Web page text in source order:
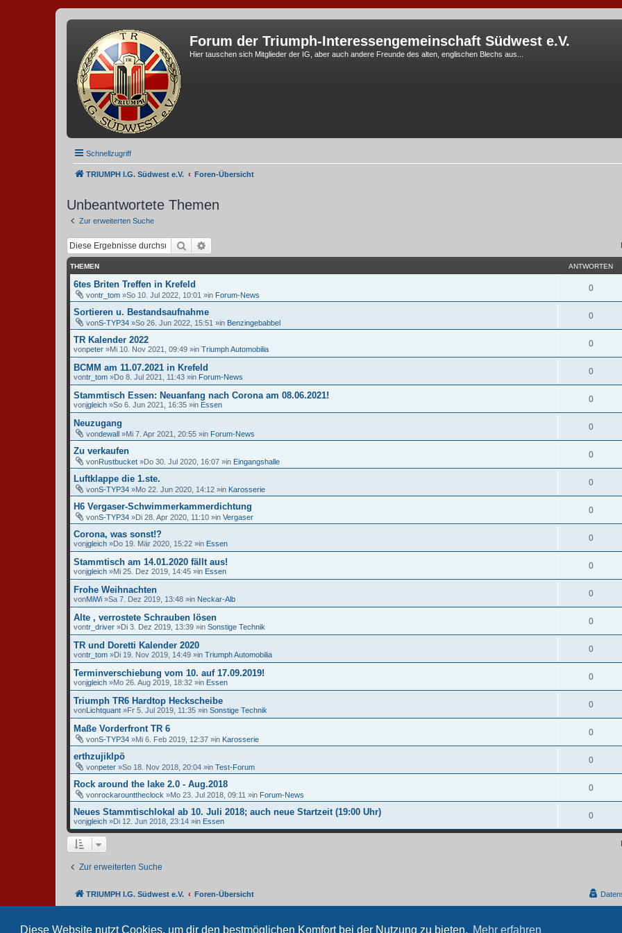
Diese Website nutzt Cookies, um dir den bestmöglichen Komfort bei der Nutzung zu bieten. Mehr erfahren
Forum der Triumph-Interessengemeinschaft Südwest e.V.
Hier tauschen sich Mitglieder der IG, aber auch andere Freunde des alten, englischen Blechs aus...
Schnellzugriff
TRIUMPH I.G. Südwest e.V. Foren-Übersicht
Unbeantwortete Themen
Zur erweiterten Suche
Suche
THEMEN ANTWORTEN
6tes Briten Treffen in Krefeld
vontr_tom »So 10. Jul 2022, 10:01 »in Forum-News
0
Sortieren u. Bestandsaufnahme
vonS-TYP34 »So 26. Jun 2022, 15:51 »in Benzingebabbel
0
TR Kalender 2022
vonpeter »Mi 10. Nov 2021, 09:49 »in Triumph Automobilia
0
BCMM am 11.07.2021 in Krefeld
vontr_tom »Do 8. Jul 2021, 11:43 »in Forum-News
0
Stammtisch Essen: Neuanfang nach Corona am 08.06.2021!
vonjgleich »So 6. Jun 2021, 16:35 »in Essen
0
Neuzugang
vondewall »Mi 7. Apr 2021, 20:55 »in Forum-News
0
Zu verkaufen
vonRustbucket »Do 30. Jul 2020, 16:07 »in Eingangshalle
0
Luftklappe die 1.ste.
vonS-TYP34 »Mo 22. Jun 2020, 14:12 »in Karosserie
0
H6 Vergaser-Schwimmerkammerdichtung
vonS-TYP34 »Di 28. Apr 2020, 11:10 »in Vergaser
0
Corona, was sonst!?
vonjgleich »Do 19. Mär 2020, 15:22 »in Essen
0
Stammtisch am 14.01.2020 fällt aus!
vonjgleich »Mi 25. Dez 2019, 14:45 »in Essen
0
Frohe Weihnachten
vonMiWi »Sa 7. Dez 2019, 13:48 »in Neckar-Alb
0
Alte , verrostete Schrauben lösen
vontr_driver »Di 3. Dez 2019, 13:39 »in Sonstige Technik
0
TR und Doretti Kalender 2020
vontr_tom »Di 19. Nov 2019, 14:49 »in Triumph Automobilia
0
Terminverschiebung vom 10. auf 17.09.2019!
vonjgleich »Mo 26. Aug 2019, 18:32 »in Essen
0
Triumph TR6 Hardtop Heckscheibe
vonLichtquant »Fr 5. Jul 2019, 11:35 »in Sonstige Technik
0
Maße Vorderfront TR 6
vonS-TYP34 »Mi 6. Feb 2019, 12:37 »in Karosserie
0
erthzujiklpö
vonpeter »So 18. Nov 2018, 20:04 »in Test-Forum
0
Rock around the lake 2.0 - Aug.2018
vonrockarounttheclock »Mo 23. Jul 2018, 09:11 »in Forum-News
0
Neues Stammtischlokal ab 10. Juli 2018; auch neue Startzeit (19:00 Uhr)
vonjgleich »Di 12. Jun 2018, 23:14 »in Essen
0
Zur erweiterten Suche
TRIUMPH I.G. Südwest e.V. Foren-Übersicht